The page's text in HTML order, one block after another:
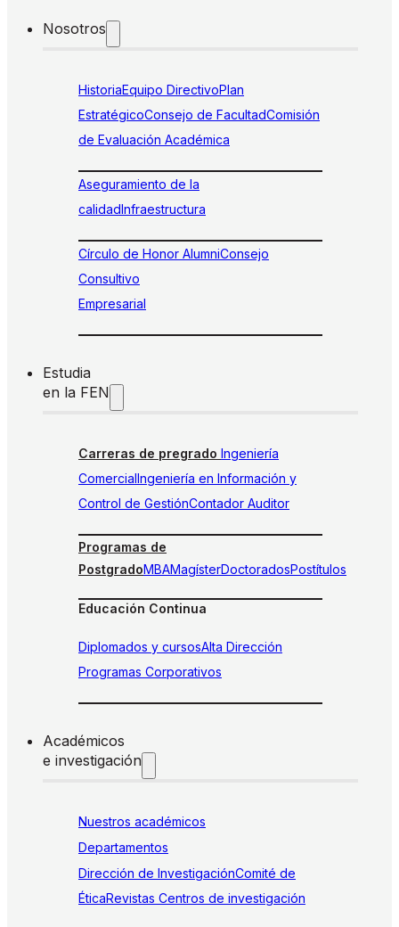
Nosotros
HistoriaEquipo DirectivoPlan
EstratégicoConsejo de FacultadComisión
de Evaluación Académica
Aseguramiento de la
calidadInfraestructura
Círculo de Honor AlumniConsejo
Consultivo
Empresarial
Estudia
en la FEN
Carreras de pregrado Ingeniería
ComercialIngeniería en Información y
Control de GestiónContador Auditor
Programas de
PostgradoMBAMagísterDoctoradosPostítulos
Educación Continua
Diplomados y cursosAlta Dirección
Programas Corporativos
Académicos
e investigación
Nuestros académicos
Departamentos
Dirección de InvestigaciónComité de
ÉticaRevistas Centros de investigación